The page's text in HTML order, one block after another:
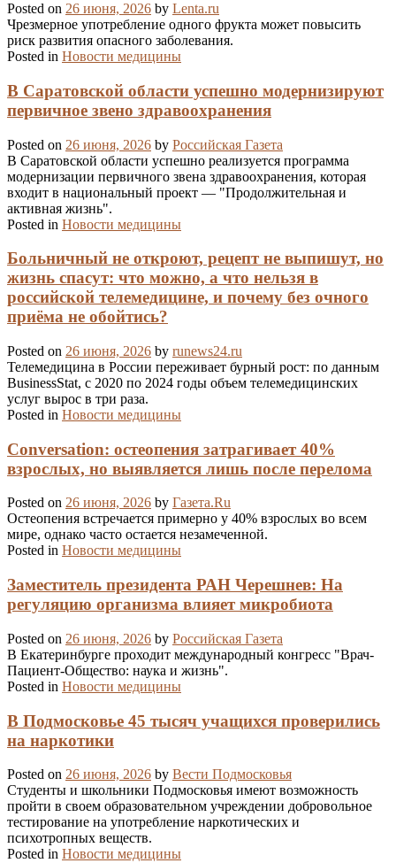
Posted on 26 июня, 2026 by Lenta.ru
Чрезмерное употребление одного фрукта может повысить
риск развития опасного заболевания.
Posted in Новости медицины
В Саратовской области успешно модернизируют
первичное звено здравоохранения
Posted on 26 июня, 2026 by Российская Газета
В Саратовской области успешно реализуется программа
модернизации первичного звена здравоохранения, которая
входит в национальный проект — "Продолжительная и
активная жизнь".
Posted in Новости медицины
Больничный не откроют, рецепт не выпишут, но
жизнь спасут: что можно, а что нельзя в
российской телемедицине, и почему без очного
приёма не обойтись?
Posted on 26 июня, 2026 by runews24.ru
Телемедицина в России переживает бурный рост: по данным
BusinessStat, с 2020 по 2024 годы объем телемедицинских
услуг вырос в три раза.
Posted in Новости медицины
Conversation: остеопения затрагивает 40%
взрослых, но выявляется лишь после перелома
Posted on 26 июня, 2026 by Газета.Ru
Остеопения встречается примерно у 40% взрослых во всем
мире, однако часто остается незамеченной.
Posted in Новости медицины
Заместитель президента РАН Черешнев: На
регуляцию организма влияет микробиота
Posted on 26 июня, 2026 by Российская Газета
В Екатеринбурге проходит международный конгресс "Врач-
Пациент-Общество: наука и жизнь".
Posted in Новости медицины
В Подмосковье 45 тысяч учащихся проверились
на наркотики
Posted on 26 июня, 2026 by Вести Подмосковья
Студенты и школьники Подмосковья имеют возможность
пройти в своем образовательном учреждении добровольное
тестирование на употребление наркотических и
психотропных веществ.
Posted in Новости медицины